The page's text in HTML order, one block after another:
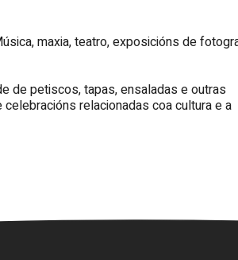
maxia, teatro, exposicións de
de petiscos, tapas, ensaladas e outras
relacionadas coa cultura e a